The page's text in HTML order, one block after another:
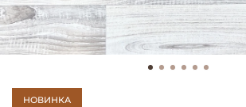
НОВИНКА